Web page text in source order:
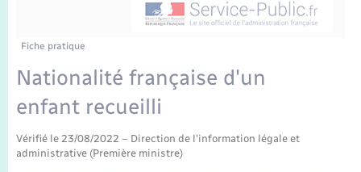
Mariage – PACS
Parrainage civil
Fiche pratique
Nationalité française d'un
enfant recueilli
Vérifié le 23/08/2022 – Direction de l'information légale et
administrative (Première ministre)